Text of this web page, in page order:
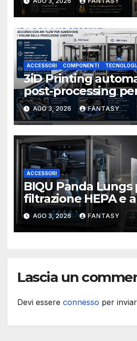
applicatore a
ACCESSORI COMPONENTI
3iD Printing
post-processing
aumentare i
produzione
AGO 3, 2026 FANTASY
ACCESSORI
BIQU Panda Lungs
filtrazione HEPA e
attivi dentro le
Bambu Lab
AGO 3, 2026 FANTASY
Lascia un
Devi essere connesso per